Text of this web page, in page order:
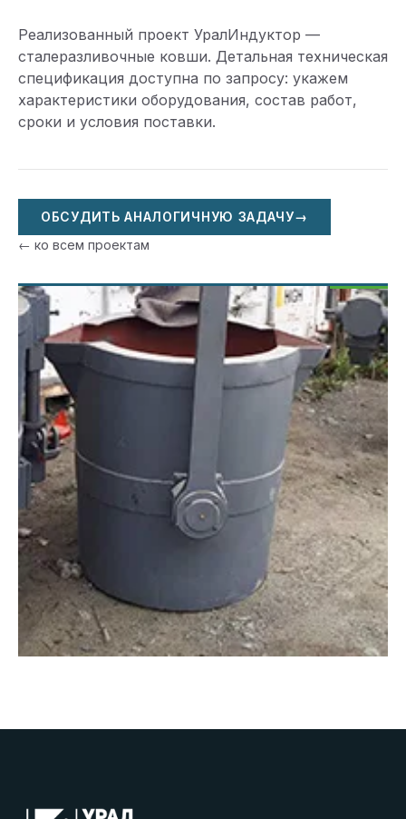
Реализованный проект УралИндуктор —
сталеразливочные ковши. Детальная техническая
спецификация доступна по запросу: укажем
характеристики оборудования, состав работ,
сроки и условия поставки.
ОБСУДИТЬ АНАЛОГИЧНУЮ ЗАДАЧУ→
← ко всем проектам